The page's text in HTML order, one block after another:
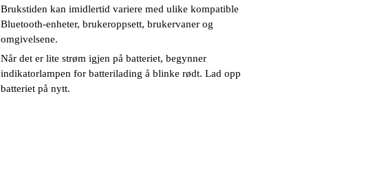
Brukstiden kan imidlertid variere med ulike kompatible
Bluetooth-enheter, brukeroppsett, brukervaner og
omgivelsene.
Når det er lite strøm igjen på batteriet, begynner
indikatorlampen for batterilading å blinke rødt. Lad opp
batteriet på nytt.